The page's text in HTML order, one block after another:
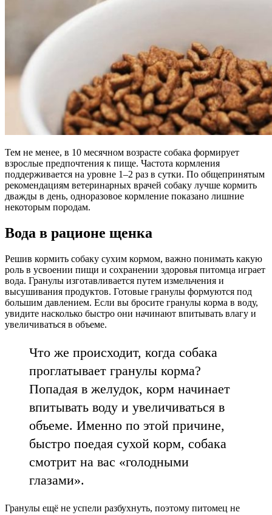
Тем не менее, в 10 месячном возрасте собака формирует
взрослые предпочтения к пище. Частота кормления
поддерживается на уровне 1–2 раз в сутки. По общепринятым
рекомендациям ветеринарных врачей собаку лучше кормить
дважды в день, одноразовое кормление показано лишние
некоторым породам.
Вода в рационе щенка
Решив кормить собаку сухим кормом, важно понимать какую
роль в усвоении пищи и сохранении здоровья питомца играет
вода. Гранулы изготавливается путем измельчения и
высушивания продуктов. Готовые гранулы формуются под
большим давлением. Если вы бросите гранулы корма в воду,
увидите насколько быстро они начинают впитывать влагу и
увеличиваться в объеме.
Что же происходит, когда собака
проглатывает гранулы корма?
Попадая в желудок, корм начинает
впитывать воду и увеличиваться в
объеме. Именно по этой причине,
быстро поедая сухой корм, собака
смотрит на вас «голодными
глазами».
Гранулы ещё не успели разбухнуть, поэтому питомец не